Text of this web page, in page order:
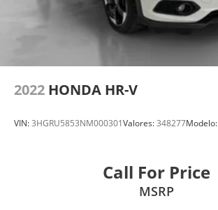
2022 HONDA HR-V
VIN:3HGRU5853NM000301Valores:348277Modelo:
Call For Price
MSRP